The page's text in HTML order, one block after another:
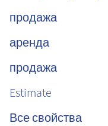
продажа
аренда
продажа
Estimate
Все свойства